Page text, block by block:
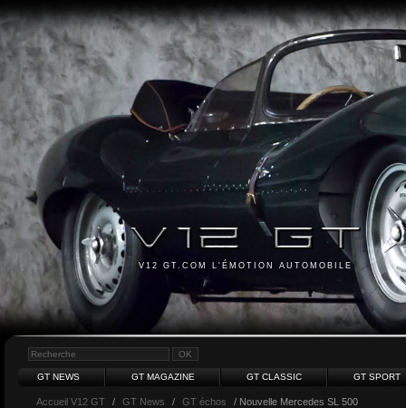
V12 GT.COM L'ÉMOTION AUTOMOBILE
GT NEWS GT MAGAZINE GT CLASSIC GT SPORT
Accueil V12 GT / GT News / GT échos / Nouvelle Mercedes SL 500